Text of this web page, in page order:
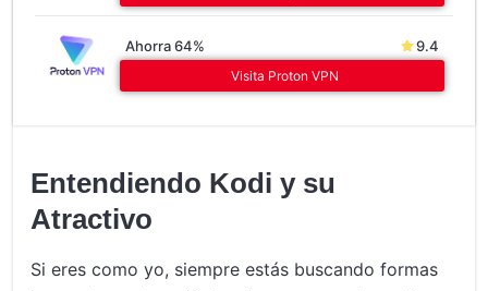
Ahorra 64% 9.4
Visita Proton VPN
Entendiendo Kodi y su
Atractivo
Si eres como yo, siempre estás buscando formas